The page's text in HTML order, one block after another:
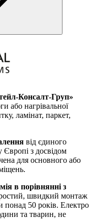
Консалт-Груп»
або нагрівальної
ламінат, паркет,
від єдиного
Європі з досвідом
для основного або
в порівнянні з
швидкий монтаж
понад 50 років. Електро
та тварин, не